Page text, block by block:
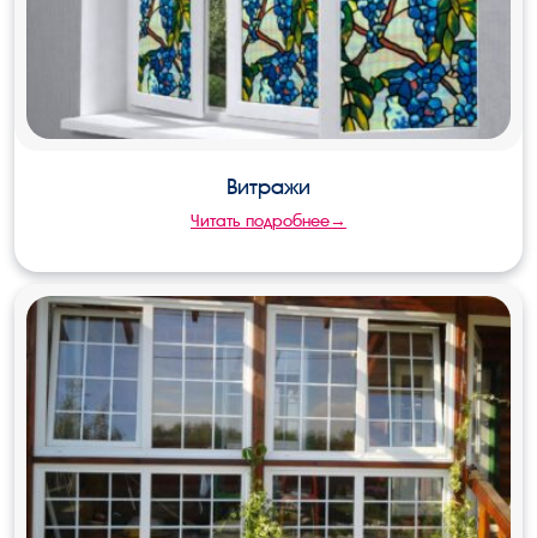
Витражи
Читать подробнее→